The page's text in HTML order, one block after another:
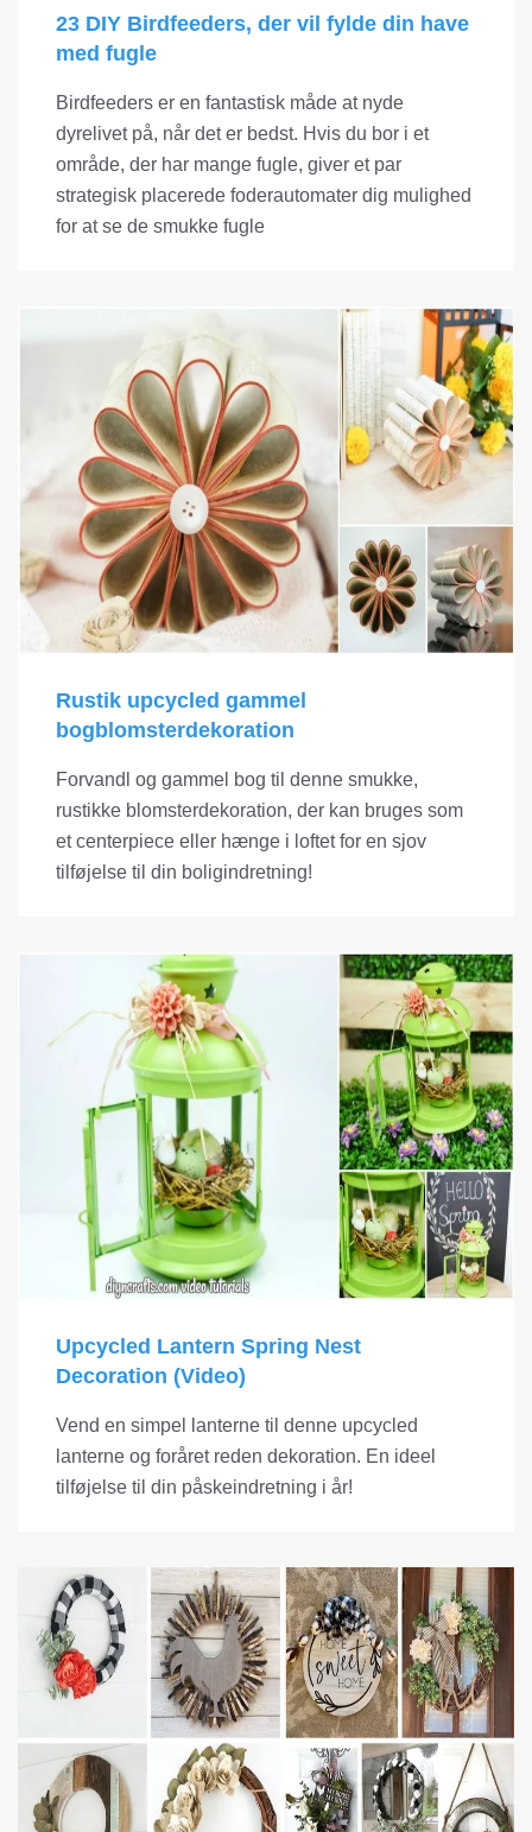
23 DIY Birdfeeders, der vil fylde din have
med fugle
Birdfeeders er en fantastisk måde at nyde
dyrelivet på, når det er bedst. Hvis du bor i et
område, der har mange fugle, giver et par
strategisk placerede foderautomater dig mulighed
for at se de smukke fugle
Rustik upcycled gammel
bogblomsterdekoration
Forvandl og gammel bog til denne smukke,
rustikke blomsterdekoration, der kan bruges som
et centerpiece eller hænge i loftet for en sjov
tilføjelse til din boligindretning!
Upcycled Lantern Spring Nest
Decoration (Video)
Vend en simpel lanterne til denne upcycled
lanterne og foråret reden dekoration. En ideel
tilføjelse til din påskeindretning i år!